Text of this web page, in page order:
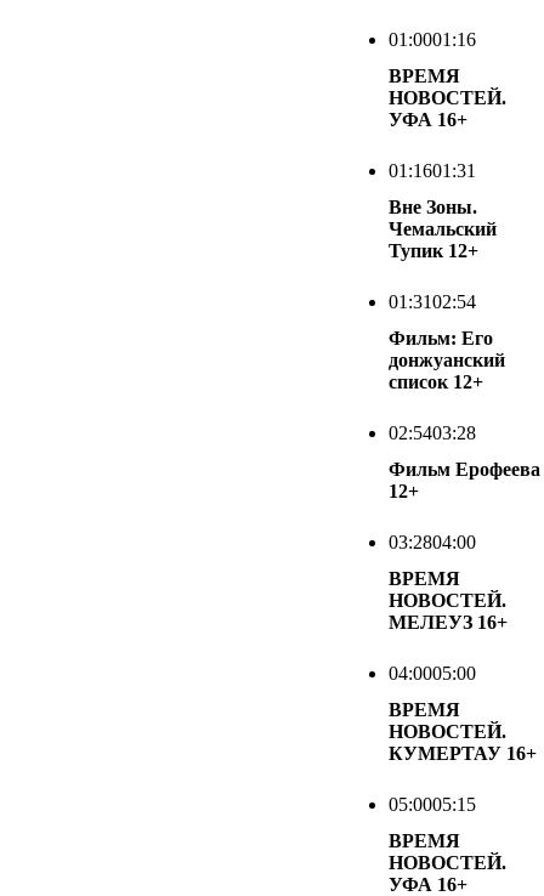
01:0001:16
ВРЕМЯ
НОВОСТЕЙ.
УФА 16+
01:1601:31
Вне Зоны.
Чемальский
Тупик 12+
01:3102:54
Фильм: Его
донжуанский
список 12+
02:5403:28
Фильм Ерофеева
12+
03:2804:00
ВРЕМЯ
НОВОСТЕЙ.
МЕЛЕУЗ 16+
04:0005:00
ВРЕМЯ
НОВОСТЕЙ.
КУМЕРТАУ 16+
05:0005:15
ВРЕМЯ
НОВОСТЕЙ.
УФА 16+